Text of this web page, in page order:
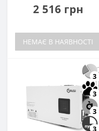
2 516 грн
НЕМАЄ В НАЯВНОСТІ
3
3
3
3